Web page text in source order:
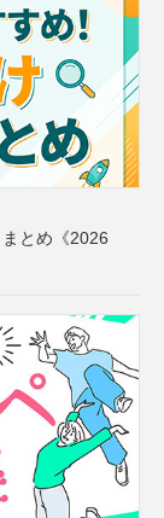
とめ《2026